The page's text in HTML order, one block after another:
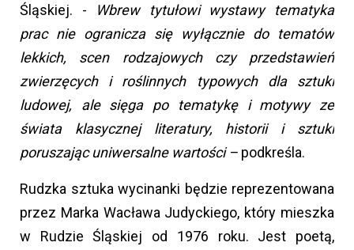
Śląskiej. -
Wbrew tytułowi wystawy tematyka
prac nie ogranicza się wyłącznie do tematów
lekkich, scen rodzajowych czy przedstawień
zwierzęcych i roślinnych typowych dla sztuki
ludowej, ale sięga po tematykę i motywy ze
świata klasycznej literatury, historii i sztuki
poruszając uniwersalne wartości – podkreśla.
Rudzka sztuka wycinanki będzie reprezentowana
przez Marka Wacława Judyckiego, który mieszka
w Rudzie Śląskiej od 1976 roku. Jest poetą,